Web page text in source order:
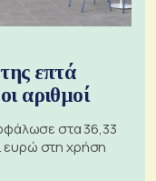
επτά
αριθμοί
στα 36,33
ευρώ στη χρήση